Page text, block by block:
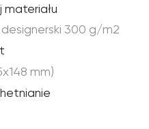
materiału
designerski 300 g/m2
mm)